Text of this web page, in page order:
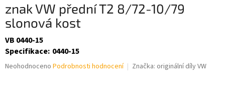
znak VW přední T2 8/72-10/79
slonová kost
VB 0440-15
Specifikace: 0440-15
Průměrné
Neohodnoceno Podrobnosti hodnocení Značka: originální díly VW